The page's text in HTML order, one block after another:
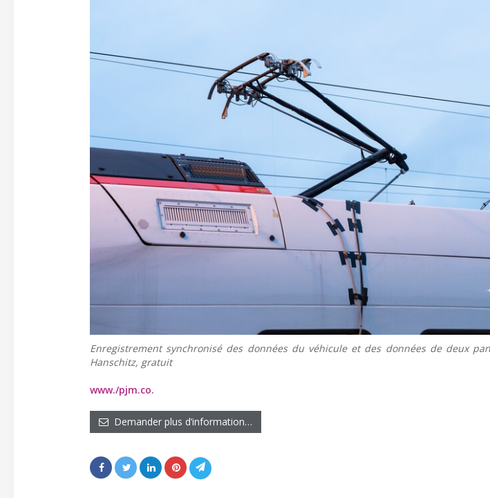
Enregistrement synchronisé des données du véhicule et des données de deux
Hanschitz, gratuit
www./pjm.co.
Demander plus d’information…